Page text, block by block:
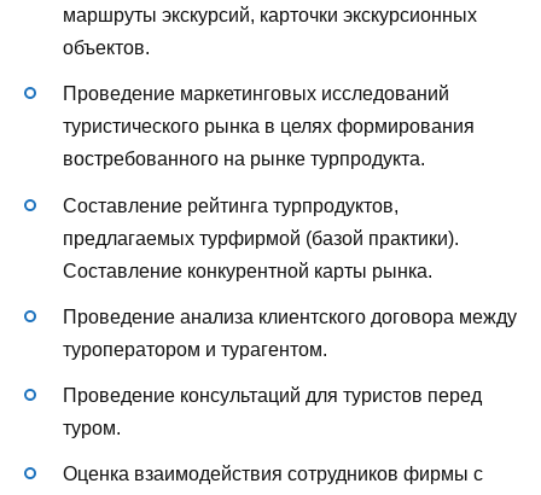
маршруты экскурсий, карточки экскурсионных
объектов.
Проведение маркетинговых исследований
туристического рынка в целях формирования
востребованного на рынке турпродукта.
Составление рейтинга турпродуктов,
предлагаемых турфирмой (базой практики).
Составление конкурентной карты рынка.
Проведение анализа клиентского договора между
туроператором и турагентом.
Проведение консультаций для туристов перед
туром.
Оценка взаимодействия сотрудников фирмы с